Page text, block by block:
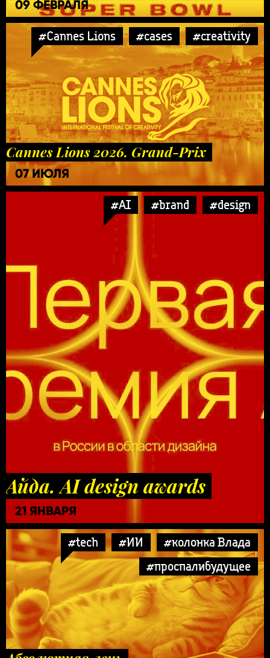
09 ФЕВРАЛЯ
#Cannes Lions #cases #creativity
Cannes Lions 2026. Grand-Prix
07 ИЮЛЯ
#AI #brand #design
Айда. AI design awards
21 ЯНВАРЯ
#tech #ИИ
#колонка Влада
#проспалибудущее